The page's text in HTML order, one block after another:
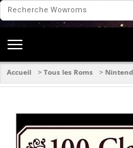
Toggle
navigation
Accueil > Tous les Roms >